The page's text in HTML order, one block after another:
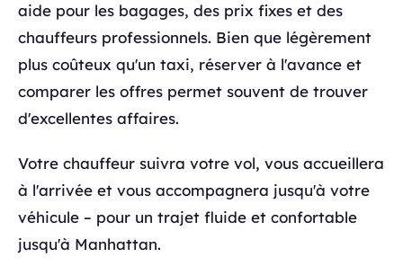
aide pour les bagages, des prix fixes et des
chauffeurs professionnels. Bien que légèrement
plus coûteux qu'un taxi, réserver à l'avance et
comparer les offres permet souvent de trouver
d'excellentes affaires.
Votre chauffeur suivra votre vol, vous accueillera
à l'arrivée et vous accompagnera jusqu'à votre
véhicule – pour un trajet fluide et confortable
jusqu'à Manhattan.